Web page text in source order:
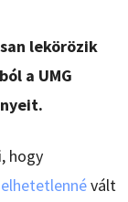
lekörözik
a UMG
hogy
vált